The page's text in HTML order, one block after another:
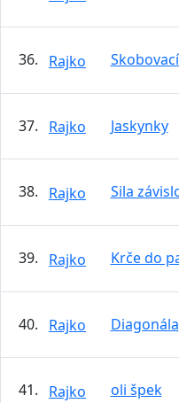
36. Rajko
37. Rajko Jaskynky
38. Rajko
39. Rajko
40. Rajko Diagonála
41. Rajko oli špek